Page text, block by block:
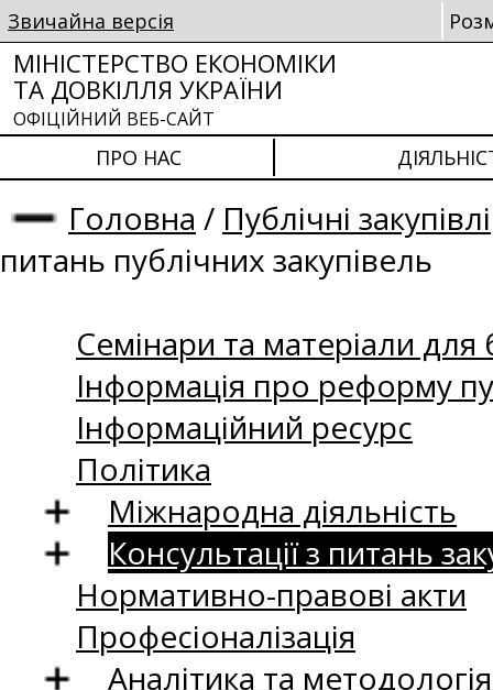
Звичайна версія
МІНІСТЕРСТВО ЕКОНОМІКИ
ТА ДОВКІЛЛЯ УКРАЇНИ
ОФІЦІЙНИЙ ВЕБ-САЙТ
ПРО НАС
Головна / Публічні закупівлі
питань публічних закупівель
Семінари та матеріали для
Інформація про реформу
Інформаційний ресурс
Політика
Міжнародна діяльність
Консультації з питань
Нормативно-правові акти
Професіоналізація
Аналітика та методологія